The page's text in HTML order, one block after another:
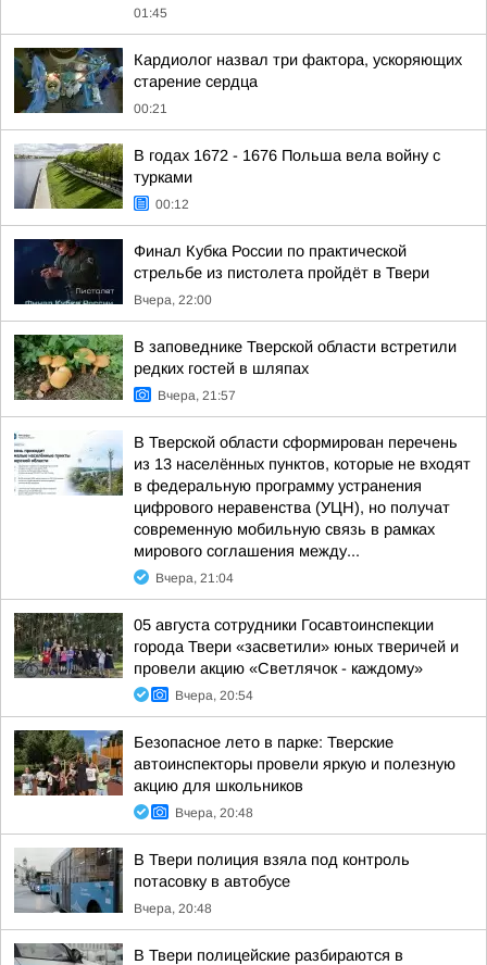
01:45
Кардиолог назвал три фактора, ускоряющих
старение сердца
00:21
В годах 1672 - 1676 Польша вела войну с
турками
00:12
Финал Кубка России по практической
стрельбе из пистолета пройдёт в Твери
Вчера, 22:00
В заповеднике Тверской области встретили
редких гостей в шляпах
Вчера, 21:57
В Тверской области сформирован перечень
из 13 населённых пунктов, которые не входят
в федеральную программу устранения
цифрового неравенства (УЦН), но получат
современную мобильную связь в рамках
мирового соглашения между...
Вчера, 21:04
05 августа сотрудники Госавтоинспекции
города Твери «засветили» юных тверичей и
провели акцию «Светлячок - каждому»
Вчера, 20:54
Безопасное лето в парке: Тверские
автоинспекторы провели яркую и полезную
акцию для школьников
Вчера, 20:48
В Твери полиция взяла под контроль
потасовку в автобусе
Вчера, 20:48
В Твери полицейские разбираются в